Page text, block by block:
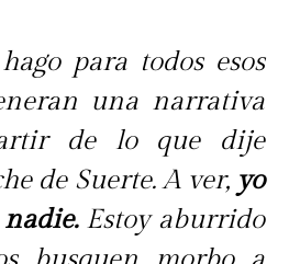
aún no han sido
para todos esos
una narrativa
de lo que dije
de Suerte. A ver, yo
Estoy aburrido